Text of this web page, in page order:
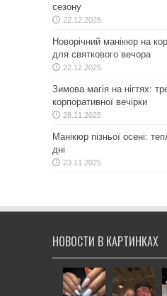
сезону
22.12.2025
Новорічний манікюр на
для святкового вечора
22.12.2025
Зимова магія на нігтях:
корпоративної вечірки
28.11.2025
Манікюр пізньої осені:
дні
23.11.2025
НОВОСТИ В КАРТИНКАХ